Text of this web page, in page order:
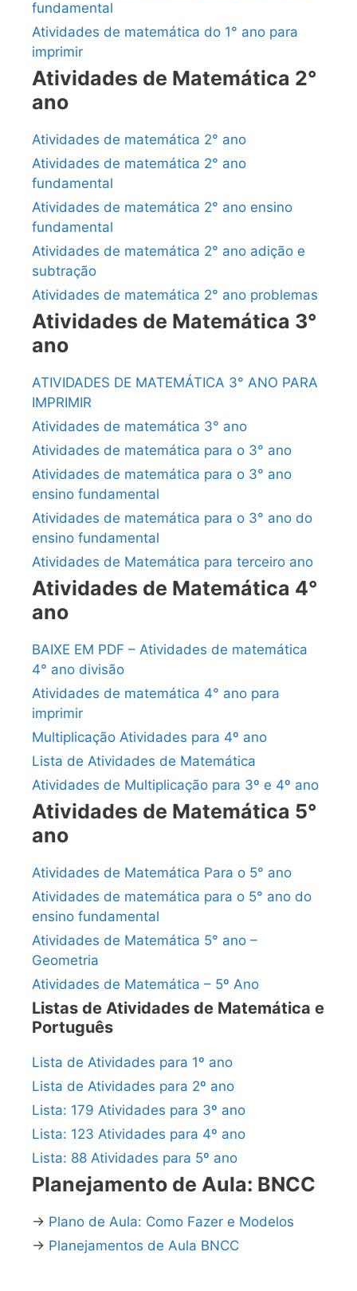
fundamental
Atividades de matemática do 1° ano para
imprimir
Atividades de Matemática 2°
ano
Atividades de matemática 2° ano
Atividades de matemática 2° ano
fundamental
Atividades de matemática 2° ano ensino
fundamental
Atividades de matemática 2° ano adição e
subtração
Atividades de matemática 2° ano problemas
Atividades de Matemática 3°
ano
ATIVIDADES DE MATEMÁTICA 3° ANO PARA
IMPRIMIR
Atividades de matemática 3° ano
Atividades de matemática para o 3° ano
Atividades de matemática para o 3° ano
ensino fundamental
Atividades de matemática para o 3° ano do
ensino fundamental
Atividades de Matemática para terceiro ano
Atividades de Matemática 4°
ano
BAIXE EM PDF – Atividades de matemática
4° ano divisão
Atividades de matemática 4° ano para
imprimir
Multiplicação Atividades para 4º ano
Lista de Atividades de Matemática
Atividades de Multiplicação para 3º e 4º ano
Atividades de Matemática 5°
ano
Atividades de Matemática Para o 5° ano
Atividades de matemática para o 5° ano do
ensino fundamental
Atividades de Matemática 5° ano –
Geometria
Atividades de Matemática – 5º Ano
Listas de Atividades de Matemática e
Português
Lista de Atividades para 1º ano
Lista de Atividades para 2º ano
Lista: 179 Atividades para 3º ano
Lista: 123 Atividades para 4º ano
Lista: 88 Atividades para 5º ano
Planejamento de Aula: BNCC
→ Plano de Aula: Como Fazer e Modelos
→ Planejamentos de Aula BNCC